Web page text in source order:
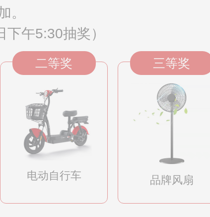
。
下午5:30抽奖）
二等奖
电动自行车
三等奖
品牌风扇